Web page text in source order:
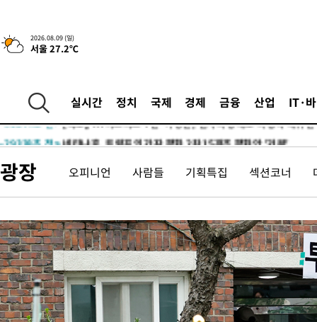
2026.08.09 (일)
서울 27.2℃
실시간 정치 국제 경제 금융 산업 IT·
-31772초 전 >
'AT마드리드 7번' 이강인, 맨시티 상대로 비공식 데뷔전
-31274초 전 >
-29338초 전 > 네타냐후, 트럼프의 가자 평화 2차 15개조 평화안 '거부'
-24930초 전 >
태풍 돌핀, 중 저장성 타이저우시 해안에 상륙 (1보)
-22276초 전 >AT마드리드 데뷔 앞둔 이강인, 맨시티전 선발 대신 '벤치 시작'
44.40%
-20240초 전 >與 강원·TK 당원투표 합산 김민석 46.01%로 승리…정청래
44.53%
-20080초 전 >[속보]與전대 권리당원투표…강원·경북 김민석, 대구 정청래
-19887초 전 >[속보]與 당대표 경선, 경북 권리당원 투표 김민석 47.37%·정
45.71%
-19789초 전 >[속보]與 당대표 경선, 대구 권리당원 투표 정청래 47.82%·김
46.35%
-19586초 전 >[속보]與 당대표 경선, 강원 권리당원 투표 김민석 승리
광장 오피니언 사람들 기획특집 섹션코너